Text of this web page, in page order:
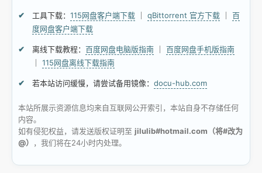
工具下载： 115网盘客户端下载 qBittorrent 官方下载
百
度网盘客户端下载
离线下载教程： 百度网盘电脑版指南
百度网盘手机版指南
115网盘离线下载指南
若本站访问缓慢，请尝试备用镜像： docu-hub.com
本站所展示资源信息均来自互联网公开索引，本站自身不存储任何
内容。
如有侵犯权益，请发送版权证明至 jilulib#hotmail.com（将#改为
@）
，我们将在24小时内处理。